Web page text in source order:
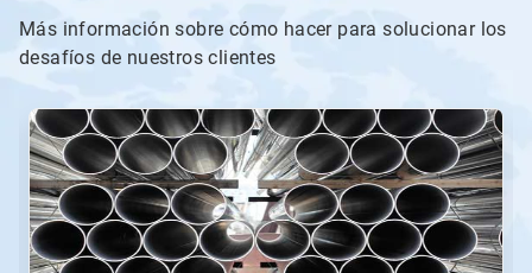
Más información sobre cómo hacer para solucionar los
desafíos de nuestros clientes